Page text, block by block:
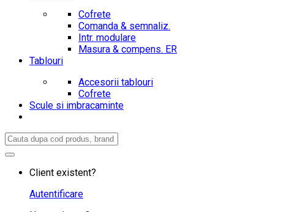
Cofrete
Comanda & semnaliz.
Intr. modulare
Masura & compens. ER
Tablouri
Accesorii tablouri
Cofrete
Scule si imbracaminte
Search
for:
Client existent?
Autentificare